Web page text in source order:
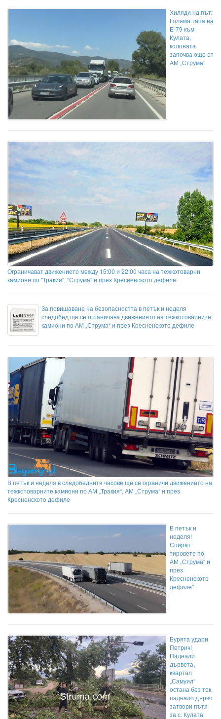
Хиляди на път:
Голяма тапа на
Е-79 към
Кулата,
колоната
започва още от
АМ „Струма“
Ограничават движението между 15:00 и 22:00 часа на тежкотоварни
камиони по "Тракия", "Струма" и през Кресненското дефиле
За повишаване на безопасността в петък и неделя
следобед ще се ограничава движението на тежкотоварните
камиони по АМ „Струма“ и през Кресненското дефиле
В петък и неделя в следобедните часове ще се ограничи движението на
тежкотоварните камиони по АМ „Тракия“, АМ „Струма“ и през
Кресненското дефиле
В петък и
неделя!
Спират
тировете по
АМ „Струма“ и
през
Кресненското
дефиле"
Бурята удари
Петрич!
Паднали
дървета,
квартал
„Самуил“
остана без ток,
паднало дърво
затвори пътя
за с. Кулата